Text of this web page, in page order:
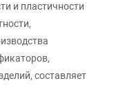
и пластичности
составляет